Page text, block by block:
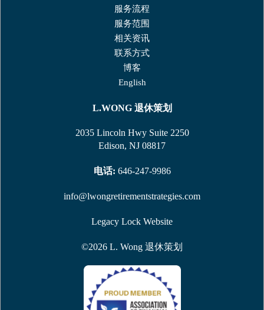
服务流程
服务范围
相关资讯
联系⽅式
博客
English
L.WONG 退休策划
2035 Lincoln Hwy Suite 2250
Edison, NJ 08817
电话: 646-247-9986
info@lwongretirementstrategies.com
Legacy Lock Website
©2026 L. Wong 退休策划